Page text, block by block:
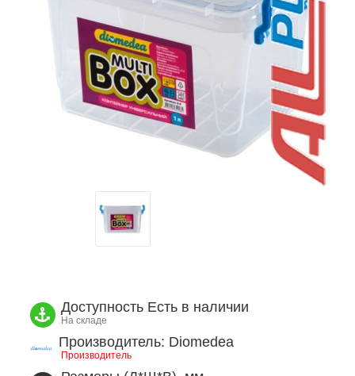
Доступность Есть в наличии
На складе
Производитель: Diomedea
Производитель